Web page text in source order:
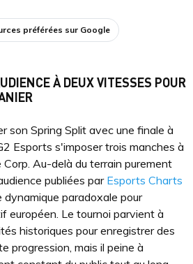
préférées sur Google
À DEUX VITESSES POUR
son Spring Split avec une finale à
Esports s'imposer trois manches à
Au-delà du terrain purement
publiées par Esports Charts
paradoxale pour
européen. Le tournoi parvient à
historiques pour enregistrer des
progression, mais il peine à